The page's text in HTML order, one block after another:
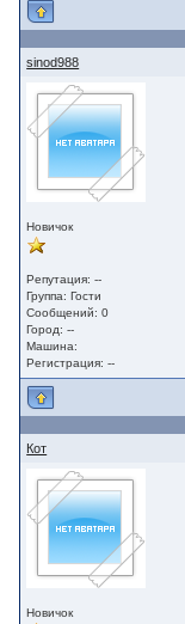
sinod988
Новичок
Репутация: --
Группа:Гости
Сообщений: 0
Город: --
Машина:
Регистрация: --
Кот
Новичок